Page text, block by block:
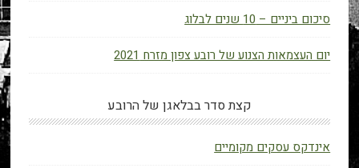
סיכום ביניים – 10 שנים לבלוג
יום העצמאות הצנוע של רובע צפון מזרח 2021
קצת סדר בבלאגן של הרובע
אינדקס עסקים מקומיים